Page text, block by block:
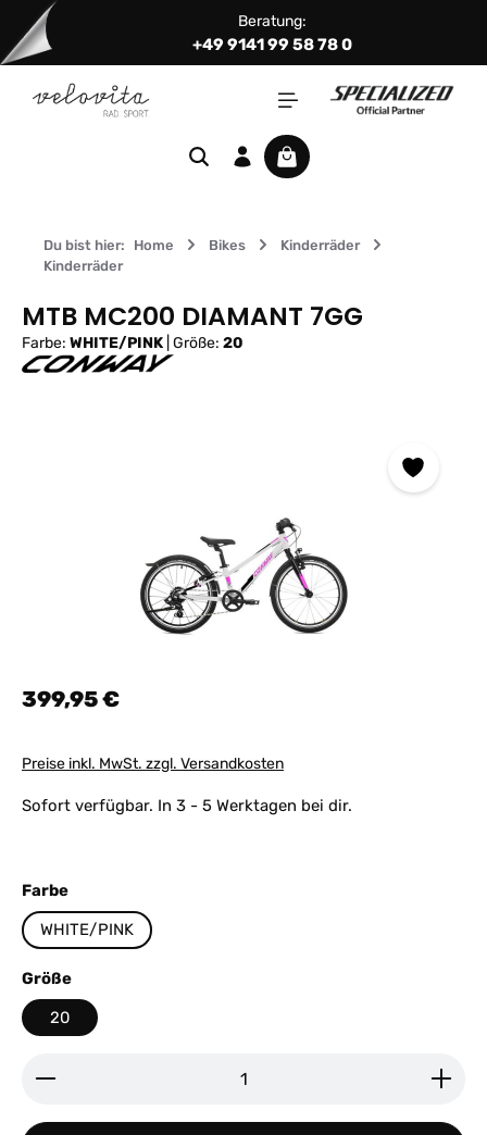
Zum Hauptinhalt springen Beratung:
+49 9141 99 58 78 0
Warenkorb enthält 0
Du bist hier: Home Bikes
Kinderräder
Kinderräder
MTB MC200 DIAMANT 7GG
Farbe: WHITE/PINK Größe: 20
Regulärer Preis:
399,95 €
Preise inkl. MwSt. zzgl. Versandkosten
Sofort verfügbar. In 3 - 5 Werktagen bei dir.
Farbeauswählen
WHITE/PINK
Größeauswählen
20
Produkt Anzahl: Gib den gewünschten Wert ein